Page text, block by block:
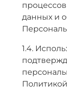
данных и
1.4.